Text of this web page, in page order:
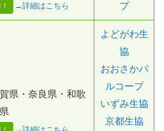
→詳細はこちら
プ
県・奈良県・和歌
よどがわ生
協
おおさかパ
ルコープ
いずみ生協
京都生協